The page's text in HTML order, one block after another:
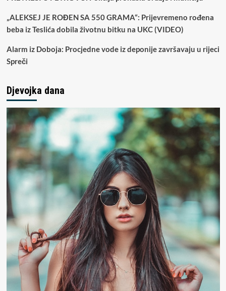
na
drvima
„ALEKSEJ JE ROĐEN SA 550 GRAMA“: Prijevremeno rođena
beba iz Teslića dobila životnu bitku na UKC (VIDEO)
Alarm iz Doboja: Procjedne vode iz deponije završavaju u rijeci
Spreči
Djevojka dana